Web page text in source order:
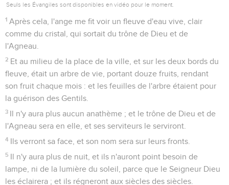
Seuls les Évangiles sont disponibles en vidéo pour le moment.
1 Après cela, l'ange me fit voir un fleuve d'eau vive, clair
comme du cristal, qui sortait du trône de Dieu et de
l'Agneau.
2 Et au milieu de la place de la ville, et sur les deux bords du
fleuve, était un arbre de vie, portant douze fruits, rendant
son fruit chaque mois : et les feuilles de l'arbre étaient pour
la guérison des Gentils.
3 Il n'y aura plus aucun anathème ; et le trône de Dieu et de
l'Agneau sera en elle, et ses serviteurs le serviront.
4 Ils verront sa face, et son nom sera sur leurs fronts.
5 Il n'y aura plus de nuit, et ils n'auront point besoin de
lampe, ni de la lumière du soleil, parce que le Seigneur Dieu
les éclairera ; et ils régneront aux siècles des siècles.